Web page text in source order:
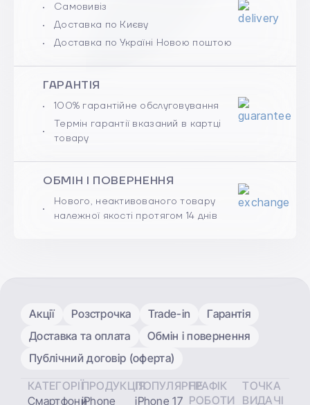
Самовивіз
Доставка по Києву
Доставка по Україні Новою поштою
ГАРАНТІЯ
100% гарантійне обслуговування
Термін гарантії вказаний в картці
товару
ОБМІН І ПОВЕРНЕННЯ
Нового, неактивованого товару
належної якості протягом 14 днів
Акції Розстрочка Trade-in
Гарантія
Доставка та оплата
Обмін і повернення
Публічний договір (оферта)
КАТЕГОРІЇ
Смартфони
ПРОДУКЦІЯ
iPhone
ПОПУЛЯРНЕ
iPhone 17
ГРАФІК
РОБОТИ
ТОЧКА
ВИДАЧІ